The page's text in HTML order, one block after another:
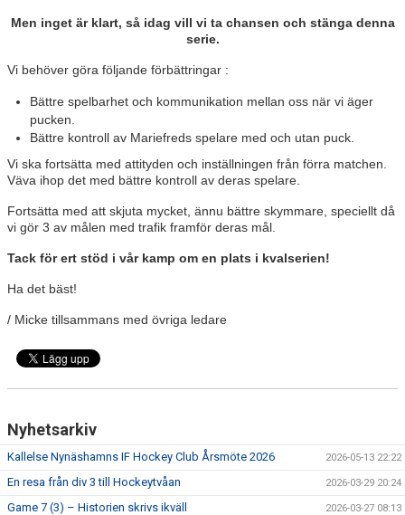
NYNÄSHAMNS GYMNASIUM HOCKEYPROFIL
HEMMAPLANSMODELLEN
KLUBBSHOP, KANSLIET
ALLMÄNHETENS ÅKNING
FÖRSÄKRING
Men inget är klart, så idag vill vi ta chansen och stänga denna
serie.
Vi behöver göra följande förbättringar :
Bättre spelbarhet och kommunikation mellan oss när vi äger
pucken.
Bättre kontroll av Mariefreds spelare med och utan puck.
Vi ska fortsätta med attityden och inställningen från förra matchen.
Väva ihop det med bättre kontroll av deras spelare.
Fortsätta med att skjuta mycket, ännu bättre skymmare, speciellt då
vi gör 3 av målen med trafik framför deras mål.
Tack för ert stöd i vår kamp om en plats i kvalserien!
Ha det bäst!
/ Micke tillsammans med övriga ledare
Nyhetsarkiv
Kallelse Nynäshamns IF Hockey Club Årsmöte 2026 2026-05-13 22:22
En resa från div 3 till Hockeytvåan 2026-03-29 20:24
Game 7 (3) – Historien skrivs ikväll 2026-03-27 08:13